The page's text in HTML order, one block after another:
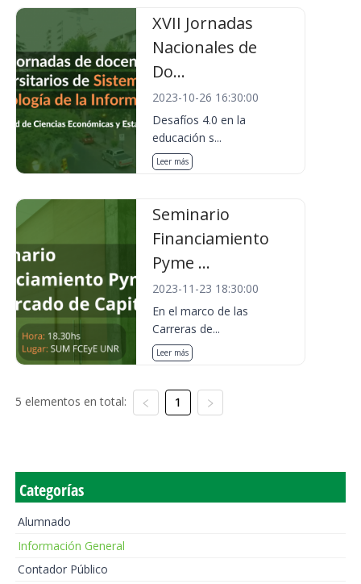
XVII Jornadas
Nacionales de
Do...
2023-10-26 16:30:00
Desafíos 4.0 en la
educación s...
Leer más
Seminario
Financiamiento
Pyme ...
2023-11-23 18:30:00
En el marco de las
Carreras de...
Leer más
5 elementos en total: 1
Categorías
Alumnado
Información General
Contador Público